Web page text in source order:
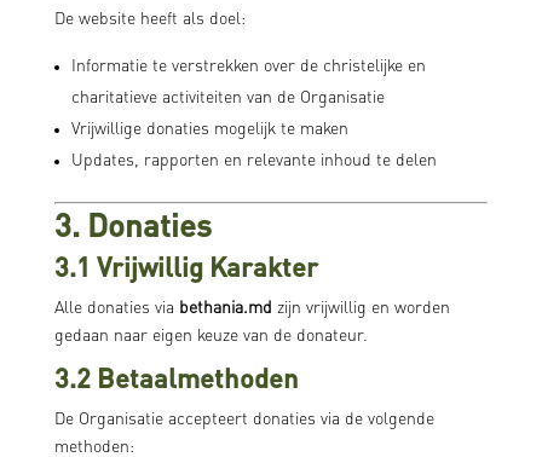
De website heeft als doel:
Informatie te verstrekken over de christelijke en
charitatieve activiteiten van de Organisatie
Vrijwillige donaties mogelijk te maken
Updates, rapporten en relevante inhoud te delen
3. Donaties
3.1 Vrijwillig Karakter
Alle donaties via bethania.md zijn vrijwillig en worden
gedaan naar eigen keuze van de donateur.
3.2 Betaalmethoden
De Organisatie accepteert donaties via de volgende
methoden: